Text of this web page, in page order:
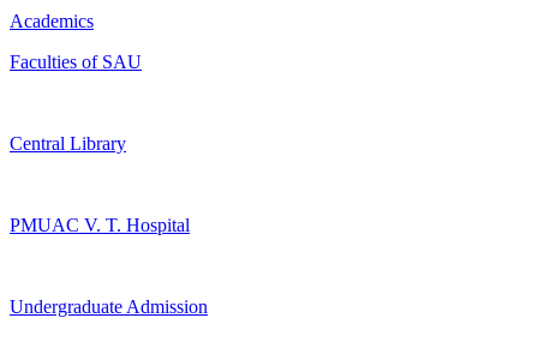
Academics
Faculties of SAU
Central Library
PMUAC V. T. Hospital
Undergraduate Admission